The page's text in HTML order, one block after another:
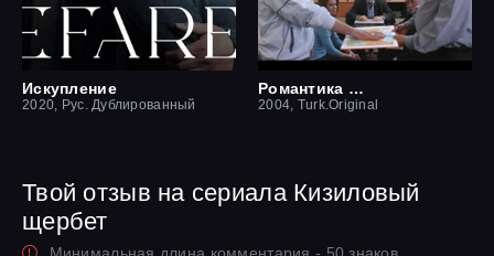
Искупление
2020, Рус. Дублированный
Романтика смерти
2004, Turk.Original
Твой отзыв на сериала Кизиловый
щербет